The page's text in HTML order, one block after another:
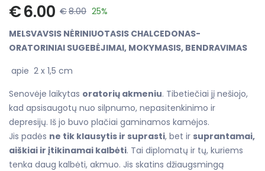
€6.00 €8.00 25%
MELSVAVSIS NĖRINIUOTASIS CHALCEDONAS-
ORATORINIAI SUGEBĖJIMAI, MOKYMASIS, BENDRAVIMAS
apie 2 x 1,5 cm
Senovėje laikytas oratorių akmeniu. Tibetiečiai jį nešiojo,
kad apsisaugotų nuo silpnumo, nepasitenkinimo ir
depresijų. Iš jo buvo plačiai gaminamos kamėjos.
Jis padės ne tik klausytis ir suprasti, bet ir suprantamai,
aiškiai ir įtikinamai kalbėti. Tai diplomatų ir tų, kuriems
tenka daug kalbėti, akmuo. Jis skatins džiaugsmingą